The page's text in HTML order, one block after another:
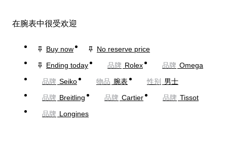
在腕表中很受欢迎
Buy now
No reserve price
Ending today
品牌 Rolex 品牌 Omega
品牌 Seiko 物品 腕表 性别
男士
品牌 Breitling 品牌 Cartier 品牌 Tissot
品牌 Longines